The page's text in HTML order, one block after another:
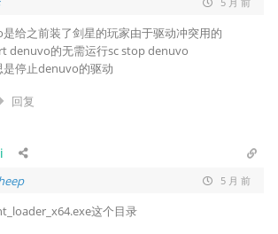
给之前装了剑星的玩家由于驱动冲突用的
denuvo的无需运行sc stop denuvo
是停止denuvo的驱动
回复
5 月 前
这个目录